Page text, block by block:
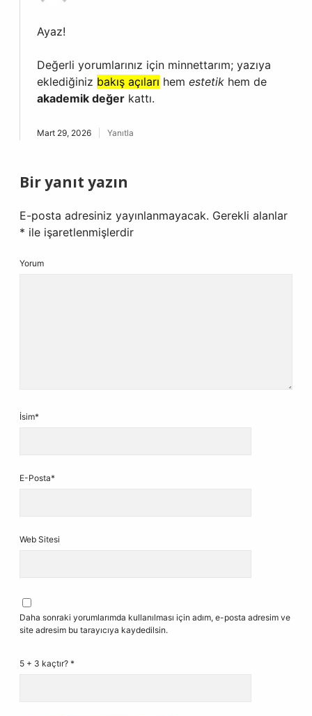
Ayaz!
Değerli yorumlarınız için minnettarım; yazıya
eklediğiniz bakış açıları hem estetik hem de
akademik değer kattı.
Mart 29, 2026 Yanıtla
Bir yanıt yazın
E-posta adresiniz yayınlanmayacak. Gerekli alanlar
* ile işaretlenmişlerdir
Yorum
İsim*
E-Posta*
Web Sitesi
Daha sonraki yorumlarımda kullanılması için adım, e-posta adresim ve
site adresim bu tarayıcıya kaydedilsin.
5 + 3 kaçtır? *